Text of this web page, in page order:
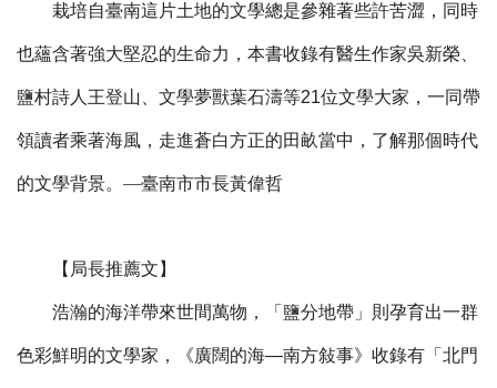
栽培自臺南這片土地的文學總是參雜著些許苦澀，同時
也蘊含著強大堅忍的生命力，本書收錄有醫生作家吳新榮、
鹽村詩人王登山、文學夢獸葉石濤等21位文學大家，一同帶
領讀者乘著海風，走進蒼白方正的田畝當中，了解那個時代
的文學背景。 —臺南市市長黃偉哲
【局長推薦文】
浩瀚的海洋帶來世間萬物，「鹽分地帶」則孕育出一群
色彩鮮明的文學家，《廣闊的海—南方敍事》收錄有「北門